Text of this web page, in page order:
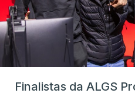
Finalistas da ALGS